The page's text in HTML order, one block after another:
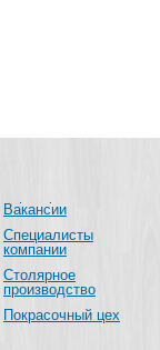
Вакансии
Специалисты
компании
Столярное
производство
Покрасочный цех